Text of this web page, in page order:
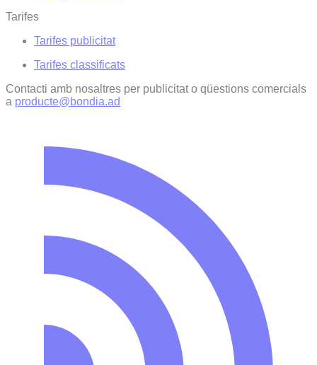
Tarifes
Tarifes publicitat
Tarifes classificats
Contacti amb nosaltres per publicitat o qüestions comercials
a producte@bondia.ad